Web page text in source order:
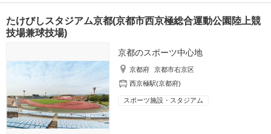
たけびしスタジアム京都(京都市西京極総合運動公園陸上競
技場兼球技場)
京都のスポーツ中心地
京都府
京都市右京区
西京極駅(京都府)
スポーツ施設・スタジアム